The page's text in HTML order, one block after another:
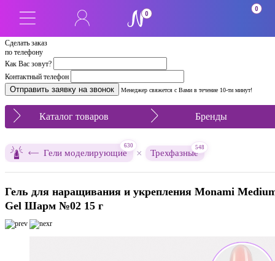
Сделать заказ
по телефону
Как Вас зовут?
Контактный телефон
Менеджер свяжется с Вами в течение 10-ти минут!
0
0
Каталог товаров Бренды
Гели моделирующие
630
× Трехфазные
548
Гель для наращивания и укрепления Monami
Gel Шарм №02 15 г